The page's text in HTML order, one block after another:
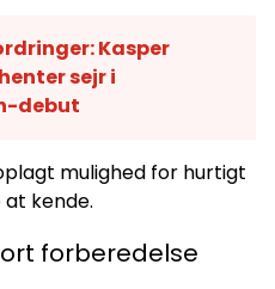
Kasper
sejr i
debut
mulighed for hurtigt
kende.
forberedelse